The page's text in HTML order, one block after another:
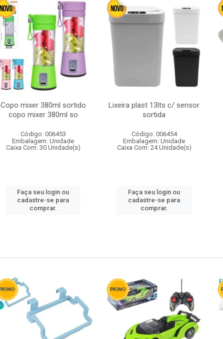
Copo mixer 380ml sortido
copo mixer 380ml so
Código: 006453
Embalagem: Unidade
Caixa Com: 30 Unidade(s)
Faça seu login ou
cadastre-se para
comprar.
Lixeira plast 13lts c/ sensor
sortida
Código: 006454
Embalagem: Unidade
Caixa Com: 24 Unidade(s)
Faça seu login ou
cadastre-se para
comprar.